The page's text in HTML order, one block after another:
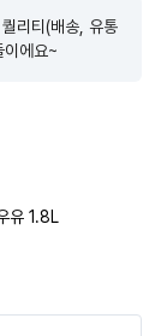
리티(배송, 유통
이에요~
유 1.8L